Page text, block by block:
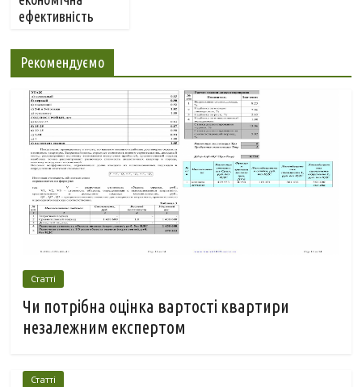
ефективність
Рекомендуємо
Статті
Чи потрібна оцінка вартості квартири
незалежним експертом
Статті